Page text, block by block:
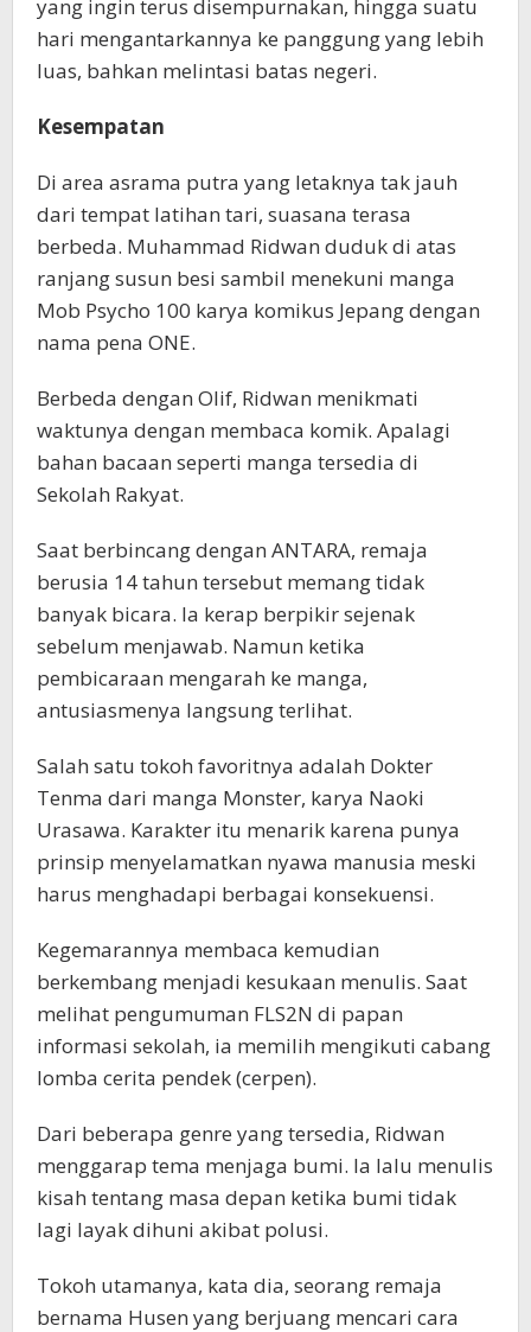
yang ingin terus disempurnakan, hingga suatu
hari mengantarkannya ke panggung yang lebih
luas, bahkan melintasi batas negeri.
Kesempatan
Di area asrama putra yang letaknya tak jauh
dari tempat latihan tari, suasana terasa
berbeda. Muhammad Ridwan duduk di atas
ranjang susun besi sambil menekuni manga
Mob Psycho 100 karya komikus Jepang dengan
nama pena ONE.
Berbeda dengan Olif, Ridwan menikmati
waktunya dengan membaca komik. Apalagi
bahan bacaan seperti manga tersedia di
Sekolah Rakyat.
Saat berbincang dengan ANTARA, remaja
berusia 14 tahun tersebut memang tidak
banyak bicara. Ia kerap berpikir sejenak
sebelum menjawab. Namun ketika
pembicaraan mengarah ke manga,
antusiasmenya langsung terlihat.
Salah satu tokoh favoritnya adalah Dokter
Tenma dari manga Monster, karya Naoki
Urasawa. Karakter itu menarik karena punya
prinsip menyelamatkan nyawa manusia meski
harus menghadapi berbagai konsekuensi.
Kegemarannya membaca kemudian
berkembang menjadi kesukaan menulis. Saat
melihat pengumuman FLS2N di papan
informasi sekolah, ia memilih mengikuti cabang
lomba cerita pendek (cerpen).
Dari beberapa genre yang tersedia, Ridwan
menggarap tema menjaga bumi. Ia lalu menulis
kisah tentang masa depan ketika bumi tidak
lagi layak dihuni akibat polusi.
Tokoh utamanya, kata dia, seorang remaja
bernama Husen yang berjuang mencari cara